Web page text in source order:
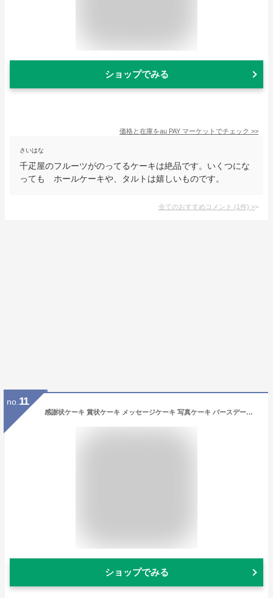
ショップでみる
価格と在庫をau PAY マーケット でチェック >>
さいはな
千疋屋のフルーツがのってるケーキは絶品です。いくつにな
っても ホールケーキや、タルトは嬉しいものです。
全てのおすすめコメント (1件) >
no. 11
感謝状ケーキ 賞状ケーキ メッセージケーキ 写真ケーキ バースデーケーキ 誕生日ケーキ 記念日ケーキ 送料無料 母の日 父の日 還暦祝い 古希お祝い 敬老の日 就職お祝 入学ケーキ 卒業ケーキ ピンククリーム ケーキ インスタ映え
ショップでみる